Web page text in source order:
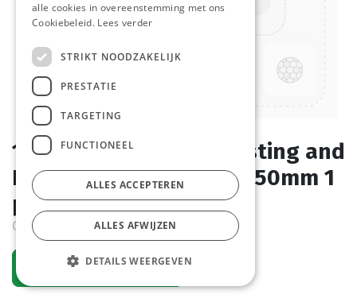
154656 Enamelled Roasting and
Baking Pan 590 x 470 x 50mm 1
pc
Order item
Request an account
alle cookies in overeenstemming met ons
Cookiebeleid. Lees verder
STRIKT NOODZAKELIJK
PRESTATIE
TARGETING
FUNCTIONEEL
ALLES ACCEPTEREN
ALLES AFWIJZEN
DETAILS WEERGEVEN